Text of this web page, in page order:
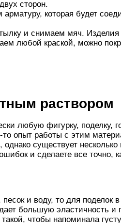
сторон.
которая будет
и снимаем мяч. Изделия
любой краской, можно
раствором
любую фигурку, поделку,
то опыт работы с этим
существует несколько
и сделаете все точно,
и воду, то для поделок в
большую эластичность и
чтобы напоминала